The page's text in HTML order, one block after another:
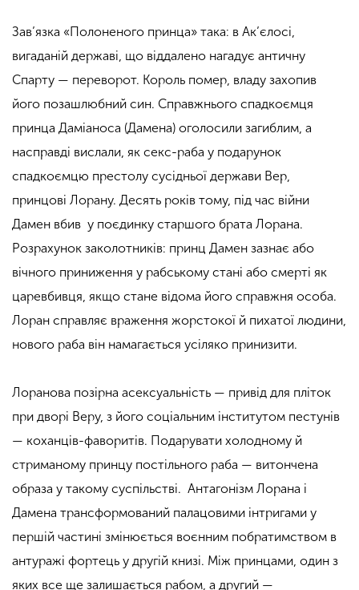
Зав’язка «Полоненого принца» така: в Ак’єлосі,
вигаданій державі, що віддалено нагадує античну
Спарту — переворот. Король помер, владу захопив
його позашлюбний син. Справжнього спадкоємця
принца Даміаноса (Дамена) оголосили загиблим, а
насправді вислали, як секс-раба у подарунок
спадкоємцю престолу сусідньої держави Вер,
принцові Лорану. Десять років тому, під час війни
Дамен вбив у поєдинку старшого брата Лорана.
Розрахунок заколотників: принц Дамен зазнає або
вічного приниження у рабському стані або смерті як
царевбивця, якщо стане відома його справжня особа.
Лоран справляє враження жорстокої й пихатої людини,
нового раба він намагається усіляко принизити.
Лоранова позірна асексуальність — привід для пліток
при дворі Веру, з його соціальним інститутом пестунів
— коханців-фаворитів. Подарувати холодному й
стриманому принцу постільного раба — витончена
образа у такому суспільстві. Антагонізм Лорана і
Дамена трансформований палацовими інтригами у
першій частині змінюється воєнним побратимством в
антуражі фортець у другій книзі. Між принцами, один з
яких все ще залишається рабом, а другий —